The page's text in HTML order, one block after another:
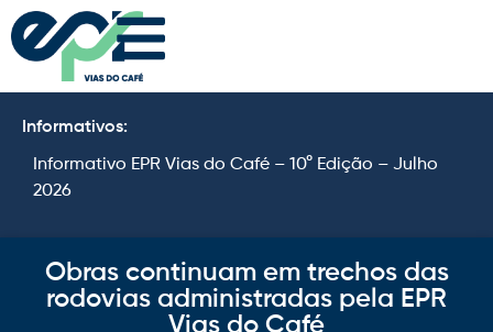
Informativos:
Informativo EPR Vias do Café – 10° Edição – Julho
2026
Obras continuam em trechos das
rodovias administradas pela EPR
Vias do Café